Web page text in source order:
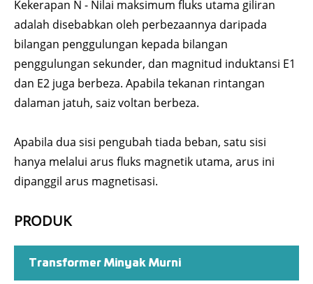
Kekerapan N - Nilai maksimum fluks utama giliran
adalah disebabkan oleh perbezaannya daripada
bilangan penggulungan kepada bilangan
penggulungan sekunder, dan magnitud induktansi E1
dan E2 juga berbeza. Apabila tekanan rintangan
dalaman jatuh, saiz voltan berbeza.
Apabila dua sisi pengubah tiada beban, satu sisi
hanya melalui arus fluks magnetik utama, arus ini
dipanggil arus magnetisasi.
PRODUK
Transformer Minyak Murni